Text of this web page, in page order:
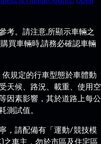
考。請注意,所顯示車輛之
買車輛時,請務必確認車輛
規定的行車型態於車體動
天候、路況、載重、使用空
因素影響，其於道路上每公
測試值。
，請配備有「運動/競技模
車主，勿於市區及住宅區